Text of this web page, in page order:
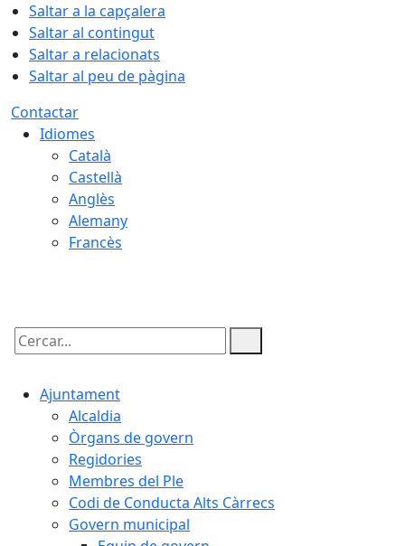
Saltar a la capçalera
Saltar al contingut
Saltar a relacionats
Saltar al peu de pàgina
Contactar
Idiomes
Català
Castellà
Anglès
Alemany
Francès
Cercar:
Ajuntament
Alcaldia
Òrgans de govern
Regidories
Membres del Ple
Codi de Conducta Alts Càrrecs
Govern municipal